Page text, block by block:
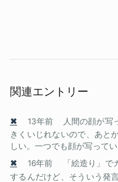
関連エントリー
✖ 13年前
人間の顔が写
きくいじれないので、あと
しい。一つでも顔が写って
✖
16年前
「絵造り」
するんだけど、そういう発